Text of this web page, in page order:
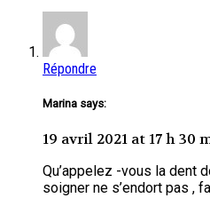
Répondre
Marina says:
19 avril 2021 at 17 h 30
Qu’appelez -vous la dent
soigner ne s’endort pas ,